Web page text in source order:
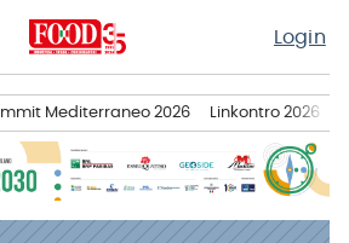
Login
Mediterraneo 2026 Linkontro 2026